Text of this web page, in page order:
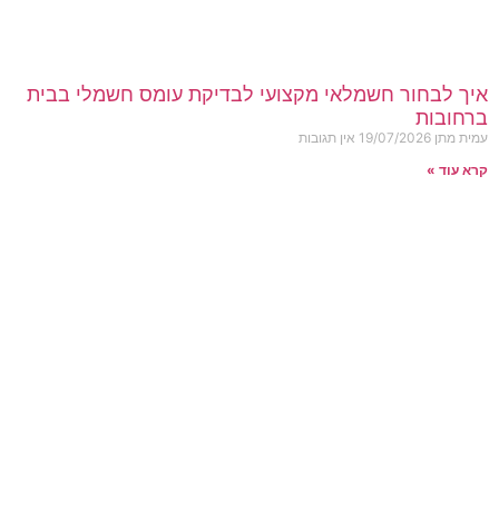
איך לבחור חשמלאי מקצועי לבדיקת עומס חשמלי בבית
ברחובות
עמית מתן 19/07/2026 אין תגובות
קרא עוד »